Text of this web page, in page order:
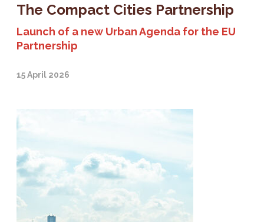
The Compact Cities Partnership
Launch of a new Urban Agenda for the EU
Partnership
15 April 2026